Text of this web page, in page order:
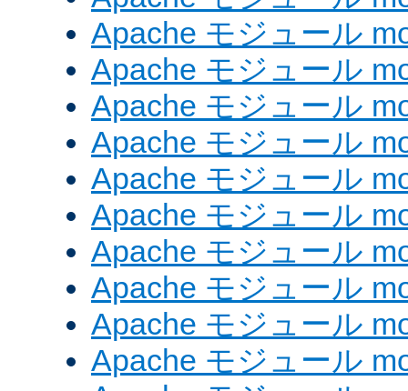
Apache モジュール
Apache モジュール
Apache モジュール
Apache モジュール
Apache モジュール
Apache モジュール
Apache モジュール
Apache モジュール
Apache モジュール
Apache モジュール